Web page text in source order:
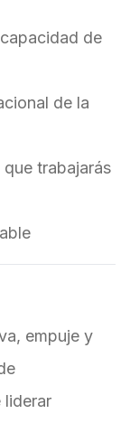
de
de la
trabajarás
empuje y
liderar